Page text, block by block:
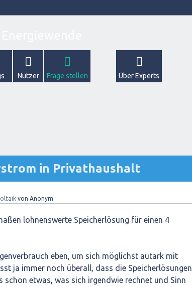
Nutzer Frage stellen Über Experts
in Privathaushalt
von Anonym
lohnenswerte Speicherlösung für einen 4
eben, um sich möglichst autark mit
ja immer noch überall, dass die Speicherlösungen
schon etwas, was sich irgendwie rechnet und Sinn